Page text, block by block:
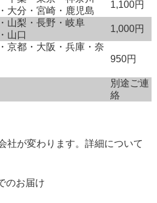
1,100円
大分・宮崎・鹿児島
山梨・長野・岐阜
1,000円
山口
京都・大阪・兵庫・奈
950円
別途ご連
絡
社が変わります。詳細について
のお届け